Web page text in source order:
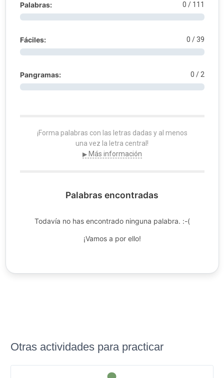
Palabras: 0 / 111
Fáciles: 0 / 39
Pangramas: 0 / 2
¡Forma palabras con las letras dadas y al menos
una vez la letra central!
▶Más información
Palabras encontradas
Todavía no has encontrado ninguna palabra. :-(
¡Vamos a por ello!
Otras actividades para practicar